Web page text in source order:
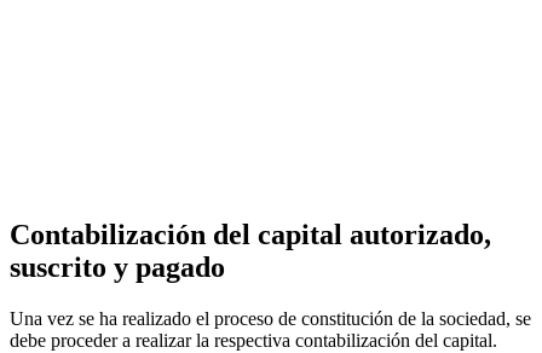
Contabilización del capital autorizado,
suscrito y pagado
Una vez se ha realizado el proceso de constitución de la sociedad, se
debe proceder a realizar la respectiva contabilización del capital.